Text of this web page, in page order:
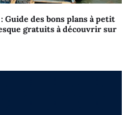
Guide des bons plans à petit
gratuits à découvrir sur